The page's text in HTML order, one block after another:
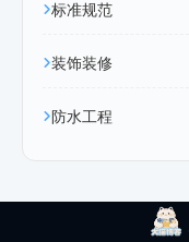
标准规范
装饰装修
防水工程